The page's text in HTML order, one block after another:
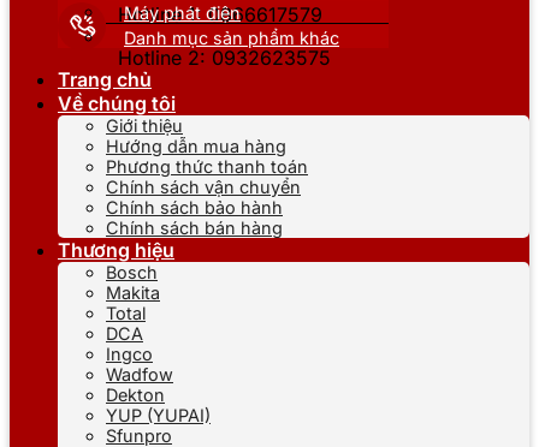
Hotline 1: 0866617579
Hotline 2: 0932623575
Máy phát điện
Danh mục sản phẩm khác
Trang chủ
Về chúng tôi
Giới thiệu
Hướng dẫn mua hàng
Phương thức thanh toán
Chính sách vận chuyển
Chính sách bảo hành
Chính sách bán hàng
Thương hiệu
Bosch
Makita
Total
DCA
Ingco
Wadfow
Dekton
YUP (YUPAI)
Sfunpro